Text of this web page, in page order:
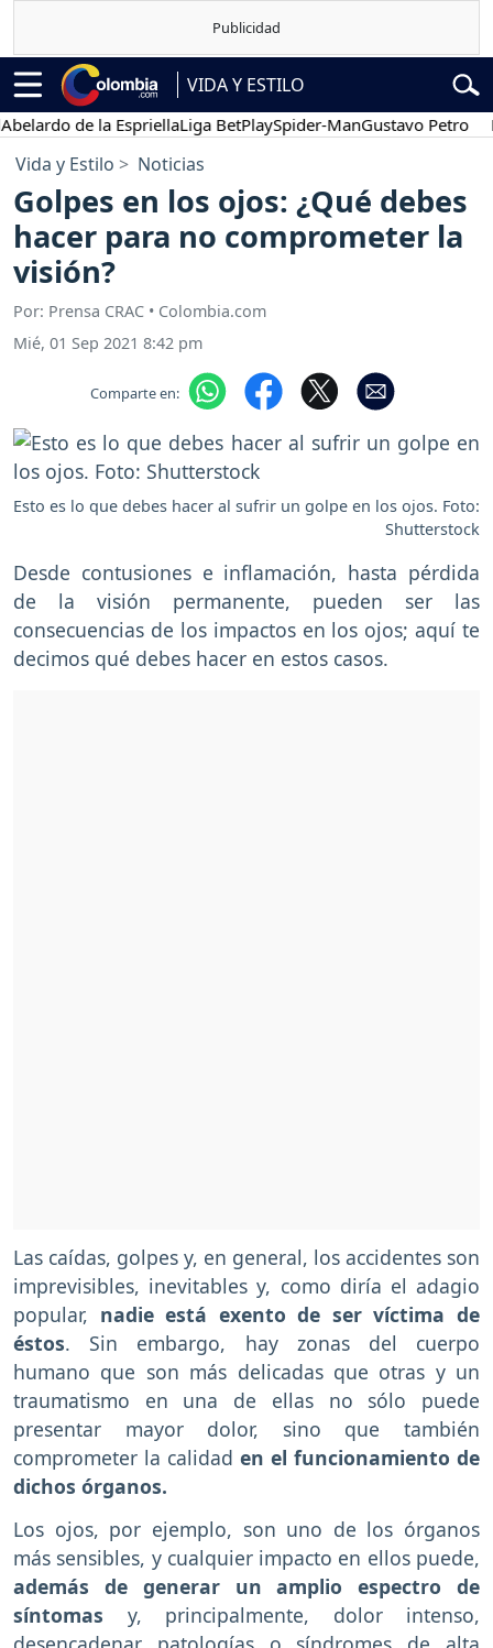
VIDA Y ESTILO
de la EspriellaLiga BetPlaySpider-ManGustavo Petro
Vida y Estilo Noticias
Golpes en los ojos: ¿Qué debes
hacer para no comprometer la
visión?
Por: Prensa CRAC • Colombia.com
Mié, 01 Sep 2021 8:42 pm
Comparte en:
Esto es lo que debes hacer al sufrir un golpe en los ojos. Foto:
Shutterstock
Desde contusiones e inflamación, hasta pérdida
de la visión permanente, pueden ser las
consecuencias de los impactos en los ojos; aquí te
decimos qué debes hacer en estos casos.
Las caídas, golpes y, en general, los accidentes son
imprevisibles, inevitables y, como diría el adagio
popular, nadie está exento de ser víctima de
éstos. Sin embargo, hay zonas del cuerpo
humano que son más delicadas que otras y un
traumatismo en una de ellas no sólo puede
presentar mayor dolor, sino que también
comprometer la calidad en el funcionamiento de
dichos órganos.
Los ojos, por ejemplo, son uno de los órganos
más sensibles, y cualquier impacto en ellos puede,
además de generar un amplio espectro de
síntomas y, principalmente, dolor intenso,